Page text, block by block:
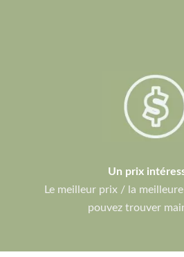
Un prix
Le meilleur prix / la
pouvez trouver